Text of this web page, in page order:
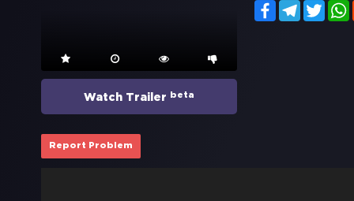
Watch Trailer beta
FacebookTelegram
Report Problem